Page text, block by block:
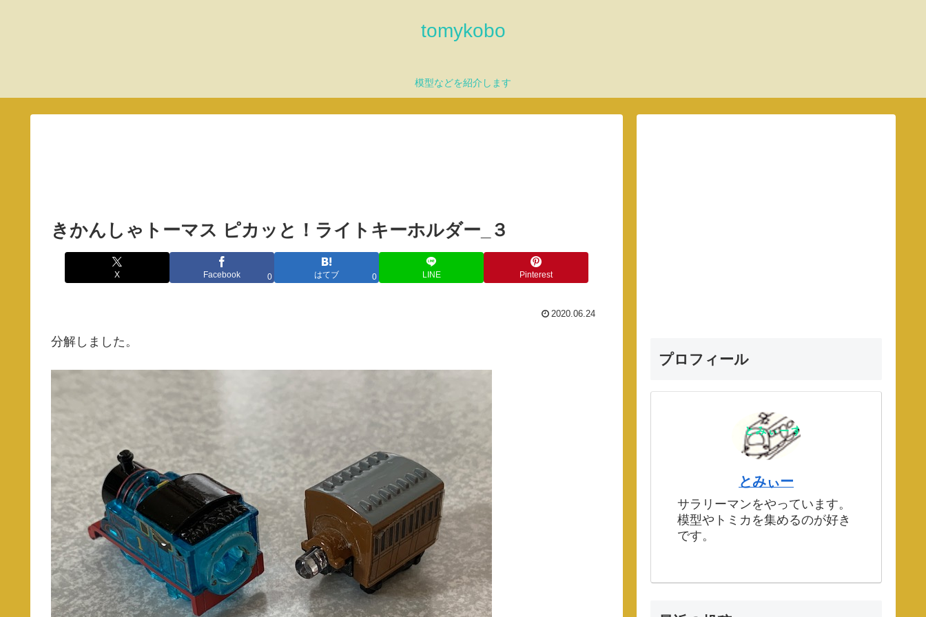
tomykobo
模型などを紹介します
きかんしゃトーマス ピカッと！ライトキーホルダー_３
X Facebook 0 はてブ 0 LINE Pinterest
2020.06.24
分解しました。
プロフィール
とみぃー
サラリーマンをやっています。
模型やトミカを集めるのが好き
です。